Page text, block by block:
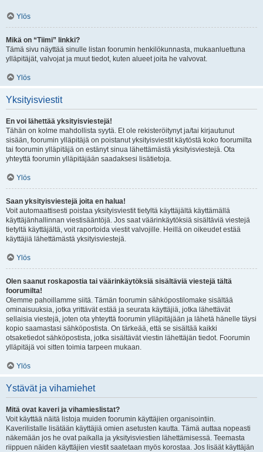
Ylös
Mikä on “Tiimi” linkki?
Tämä sivu näyttää sinulle listan foorumin henkilökunnasta, mukaanluettuna
ylläpitäjät, valvojat ja muut tiedot, kuten alueet joita he valvovat.
Ylös
Yksityisviestit
En voi lähettää yksityisviestejä!
Tähän on kolme mahdollista syytä. Et ole rekisteröitynyt ja/tai kirjautunut
sisään, foorumin ylläpitäjä on poistanut yksityisviestit käytöstä koko foorumilta
tai foorumin ylläpitäjä on estänyt sinua lähettämästä yksityisviestejä. Ota
yhteyttä foorumin ylläpitäjään saadaksesi lisätietoja.
Ylös
Saan yksityisviestejä joita en halua!
Voit automaattisesti poistaa yksityisviestit tietyltä käyttäjältä käyttämällä
käyttäjänhallinnan viestisääntöjä. Jos saat väärinkäytöksiä sisältäviä viestejä
tietyltä käyttäjältä, voit raportoida viestit valvojille. Heillä on oikeudet estää
käyttäjiä lähettämästä yksityisviestejä.
Ylös
Olen saanut roskapostia tai väärinkäytöksiä sisältäviä viestejä tältä
foorumilta!
Olemme pahoillamme siitä. Tämän foorumin sähköpostilomake sisältää
ominaisuuksia, jotka yrittävät estää ja seurata käyttäjiä, jotka lähettävät
sellaisia viestejä, joten ota yhteyttä foorumin ylläpitäjään ja lähetä hänelle täysi
kopio saamastasi sähköpostista. On tärkeää, että se sisältää kaikki
otsaketiedot sähköpostista, jotka sisältävät viestin lähettäjän tiedot. Foorumin
ylläpitäjä voi sitten toimia tarpeen mukaan.
Ylös
Ystävät ja vihamiehet
Mitä ovat kaveri ja vihamieslistat?
Voit käyttää näitä listoja muiden foorumin käyttäjien organisointiin.
Kaverilistalle lisätään käyttäjiä omien asetusten kautta. Tämä auttaa nopeasti
näkemään jos he ovat paikalla ja yksityisviestien lähettämisessä. Teemasta
riippuen näiden käyttäjien viestit saatetaan myös korostaa. Jos lisäät käyttäjän